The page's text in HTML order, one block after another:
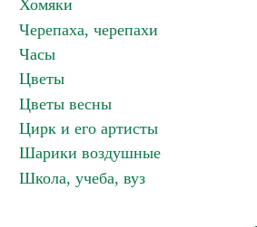
Хомяки
Черепаха, черепахи
Часы
Цветы
Цветы весны
Цирк и его артисты
Шарики воздушные
Школа, учеба, вуз